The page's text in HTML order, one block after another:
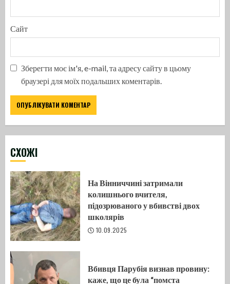
Сайт
Зберегти моє ім'я, e-mail, та адресу сайту в цьому
браузері для моїх подальших коментарів.
CХОЖІ
На Вінниччині затримали
колишнього вчителя,
підозрюваного у вбивстві двох
школярів
10.09.2025
Вбивця Парубія визнав провину:
каже, що це була “помста